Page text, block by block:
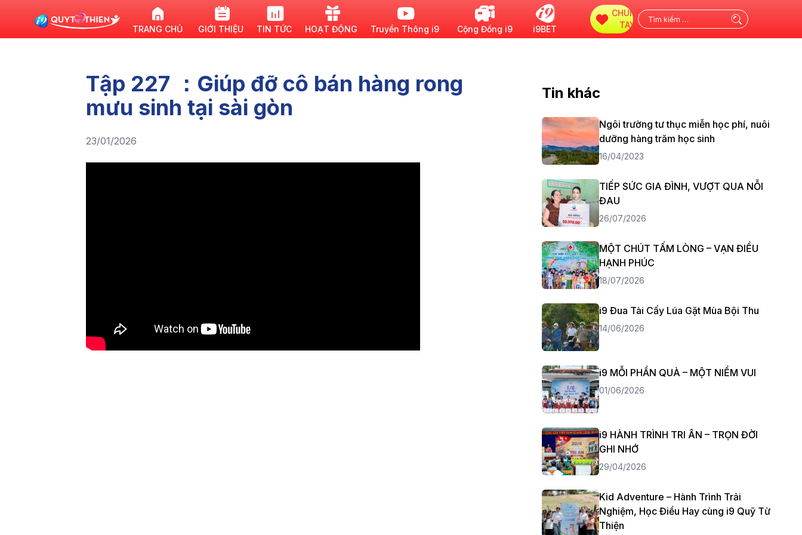
TRANG CHỦ GIỚI THIỆU TIN TỨC HOẠT ĐỘNG Truyền Thông i9 Cộng Đồng i9 i9BET
CHUNG
TAY
kiếm
Tập 227 ：Giúp đỡ cô bán hàng rong
mưu sinh tại sài gòn
23/01/2026
Tin khác
Ngôi trường tư thục miễn học phí, nuôi
dưỡng hàng trăm học sinh
16/04/2023
TIẾP SỨC GIA ĐÌNH, VƯỢT QUA NỖI
ĐAU
26/07/2026
MỘT CHÚT TẤM LÒNG – VẠN ĐIỀU
HẠNH PHÚC
18/07/2026
i9 Đua Tài Cấy Lúa Gặt Mùa Bội Thu
14/06/2026
i9 MỖI PHẦN QUÀ – MỘT NIỀM VUI
01/06/2026
i9 HÀNH TRÌNH TRI ÂN – TRỌN ĐỜI
GHI NHỚ
29/04/2026
Kid Adventure – Hành Trình Trải
Nghiệm, Học Điều Hay cùng i9 Quỹ Từ
Thiện